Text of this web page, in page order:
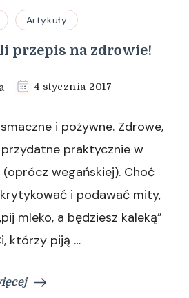
Artykuły
przepis na zdrowie!
4 stycznia 2017
i pożywne. Zdrowe,
praktycznie w
(oprócz wegańskiej). Choć
krytykować i podawać mity,
mleko, a będziesz kaleką”
którzy piją …